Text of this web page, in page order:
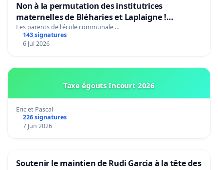
Non à la permutation des institutrices
maternelles de Bléharies et Laplaigne !
Préservons la stabilité de nos enfants.
Les parents de l'école communale …
143 signatures
6 Jul 2026
Taxe égouts Incourt 2026
Eric et Pascal
226 signatures
7 Jun 2026
Soutenir le maintien de Rudi Garcia à la tête des